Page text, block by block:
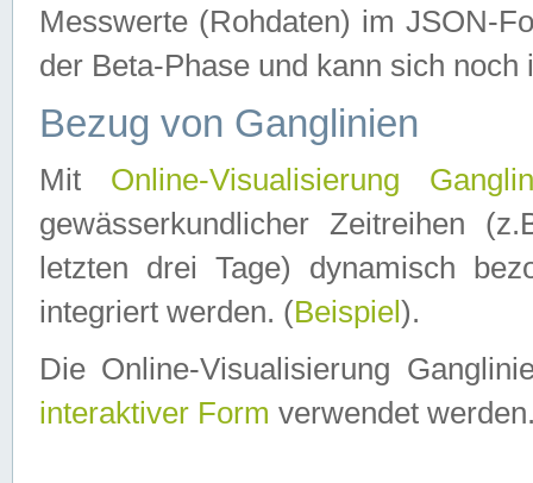
Messwerte (Rohdaten) im JSON-
der Beta-Phase und kann sich noch
Bezug von Ganglinien
Mit Online-Visualisierung
gewässerkundlicher Zeitreihen
letzten drei Tage) dynamisch
integriert werden. (Beispiel ).
Die Online-Visualisierung
interaktiver Form verwendet